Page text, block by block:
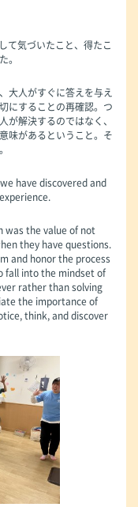
て気づいたこと、得たこ
。
大人がすぐに答えを与え
にすることの再確認。つ
が解決するのではなく、
味があるということ。そ
have discovered and
was the value of not
they have questions.
and honor the process
fall into the mindset of
rather than solving
the importance of
think, and discover